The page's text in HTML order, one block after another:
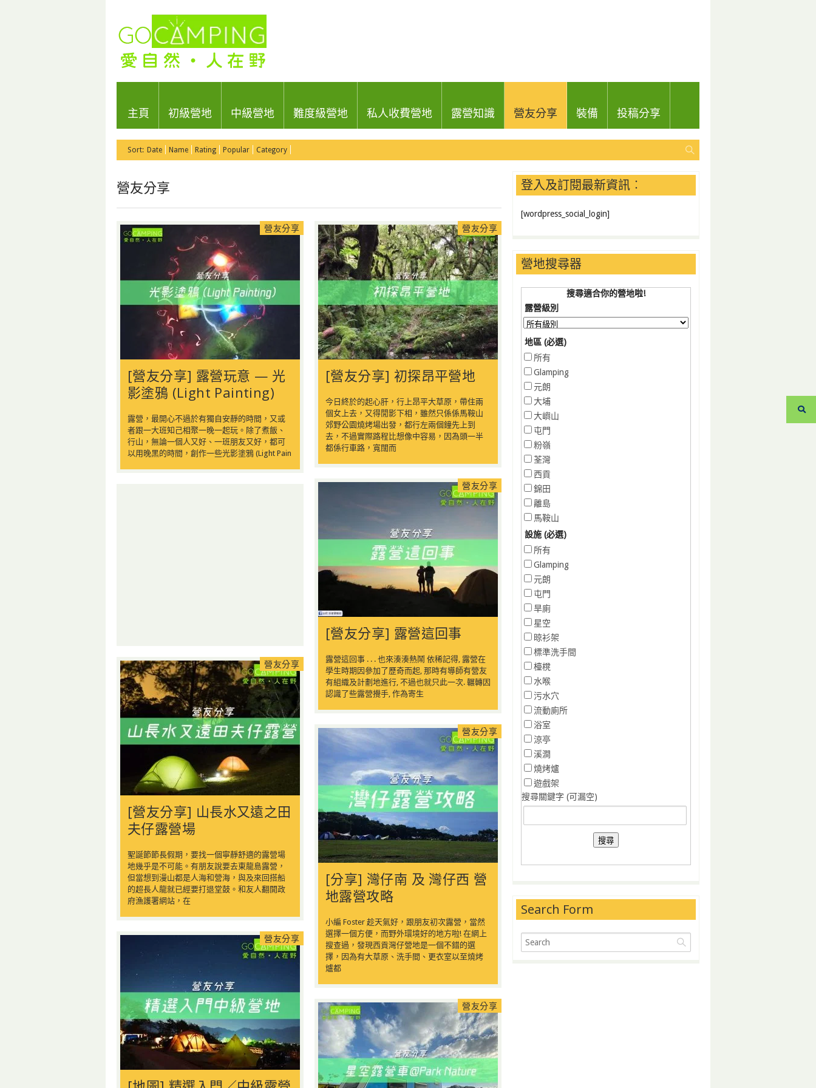
主頁 初級營地 中級營地 難度級營地 私人收費營地 露營知識 營友分享 裝備 投稿分享
Sort: Date Name Rating Popular Category
營友分享
營友分享
[營友分享] 露營玩意 — 光
影塗鴉 (Light Painting)
露營，最開心不過於有獨自安靜的時間，又或
者跟一大班知己相聚一晚一起玩。除了煮飯、
行山，無論一個人又好、一班朋友又好，都可
以用晚黑的時間，創作一些光影塗鴉 (Light Pain
營友分享
[營友分享] 初探昂平營地
今日終於的起心肝，行上昂平大草原，帶住兩
個女上去，又得閒影下相，雖然只係係馬鞍山
郊野公園燒烤場出發，都行左兩個鐘先上到
去，不過實際路程比想像中容易，因為頭一半
都係行車路，寬闊而
營友分享
[營友分享] 露營這回事
露營這回事 . . . 也來湊湊熱鬧 依稀記得, 露營在
學生時期因參加了歷奇而起, 那時有導師有營友
有組織及計劃地進行, 不過也就只此一次. 輾轉因
認識了些露營攪手, 作為寄生
營友分享
[營友分享] 山長水又遠之田
夫仔露營場
聖誕節節長假期，要找一個寧靜舒適的露營場
地幾乎是不可能。有朋友說要去東龍島露營，
但當想到漫山都是人海和營海，與及來回搭船
的超長人龍就已經要打退堂鼓。和友人翻開政
府漁護署網站，在
營友分享
[分享] 灣仔南 及 灣仔西 營
地露營攻略
小編 Foster 趁天氣好，跟朋友初次露營，當然
選擇一個方便，而野外環境好的地方啦! 在網上
搜查過，發現西貢灣仔營地是一個不錯的選
擇，因為有大草原、洗手間、更衣室以至燒烤
爐都
營友分享
營友分享
登入及訂閱最新資訊︰
[wordpress_social_login]
營地搜尋器
搜尋適合你的營地啦!
露營級別
地區 (必選)
所有
Glamping
元朗
大埔
大嶼山
屯門
粉嶺
荃灣
西貢
錦田
離島
馬鞍山
設施 (必選)
所有
Glamping
元朗
屯門
旱廁
星空
晾衫架
標準洗手間
檯櫈
水喉
污水穴
流動廁所
浴室
涼亭
溪澗
燒烤爐
遊戲架
搜尋關鍵字 (可漏空)
Search Form